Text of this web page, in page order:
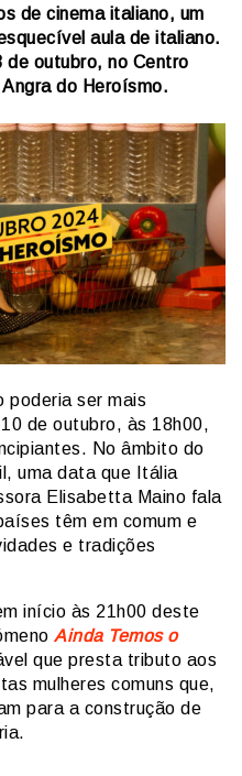
de cinema italiano, um
aula de italiano.
de outubro, no Centro
do Heroísmo.
poderia ser mais
de outubro, às 18h00,
No âmbito do
uma data que Itália
Elisabetta Maino fala
têm em comum e
e tradições
início às 21h00 deste
Ainda Temos o
que presta tributo aos
mulheres comuns que,
para a construção de